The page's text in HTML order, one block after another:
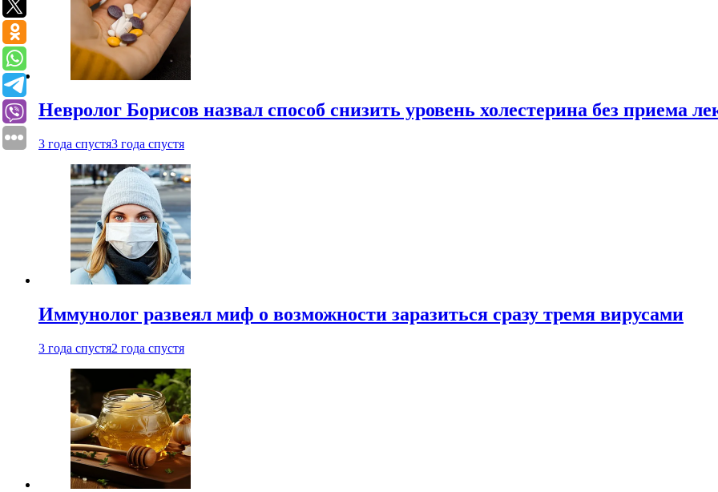
Невролог Борисов назвал способ снизить уровень холестерина без приема
3 года спустя3 года спустя
Иммунолог развеял миф о возможности заразиться сразу тремя вирусами
3 года спустя2 года спустя